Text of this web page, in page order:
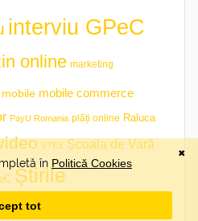
interviu GPeC
online marketing
mobile mobile commerce
PayU Romania plăți online Raluca
VTEX Școala de Vară
Știrile